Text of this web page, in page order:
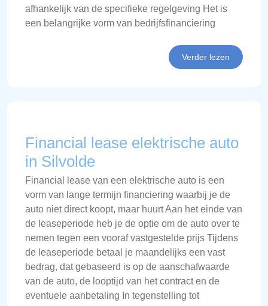
afhankelijk van de specifieke regelgeving Het is
een belangrijke vorm van bedrijfsfinanciering
Verder lezen
Financial lease elektrische auto
in Silvolde
Financial lease van een elektrische auto is een
vorm van lange termijn financiering waarbij je de
auto niet direct koopt, maar huurt Aan het einde van
de leaseperiode heb je de optie om de auto over te
nemen tegen een vooraf vastgestelde prijs Tijdens
de leaseperiode betaal je maandelijks een vast
bedrag, dat gebaseerd is op de aanschafwaarde
van de auto, de looptijd van het contract en de
eventuele aanbetaling In tegenstelling tot